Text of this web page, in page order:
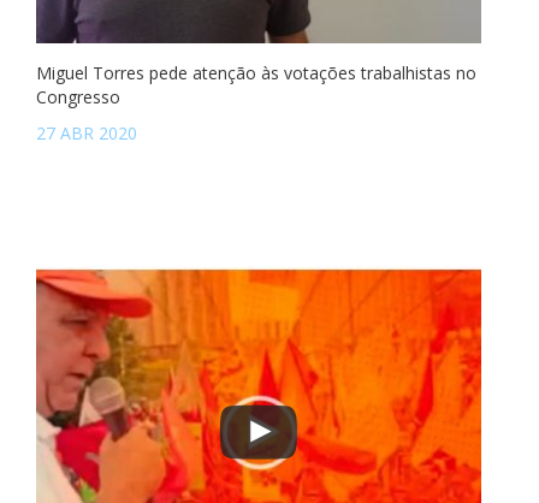
Miguel Torres pede atenção às votações trabalhistas no
Congresso
27 ABR 2020